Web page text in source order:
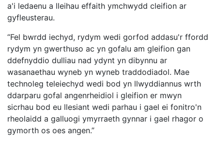
a'i ledaenu a lleihau effaith ymchwydd cleifion ar
gyfleusterau.
“Fel bwrdd iechyd, rydym wedi gorfod addasu'r ffordd
rydym yn gwerthuso ac yn gofalu am gleifion gan
ddefnyddio dulliau nad ydynt yn dibynnu ar
wasanaethau wyneb yn wyneb traddodiadol. Mae
technoleg teleiechyd wedi bod yn llwyddiannus wrth
ddarparu gofal angenrheidiol i gleifion er mwyn
sicrhau bod eu llesiant wedi parhau i gael ei fonitro'n
rheolaidd a galluogi ymyrraeth gynnar i gael rhagor o
gymorth os oes angen.”